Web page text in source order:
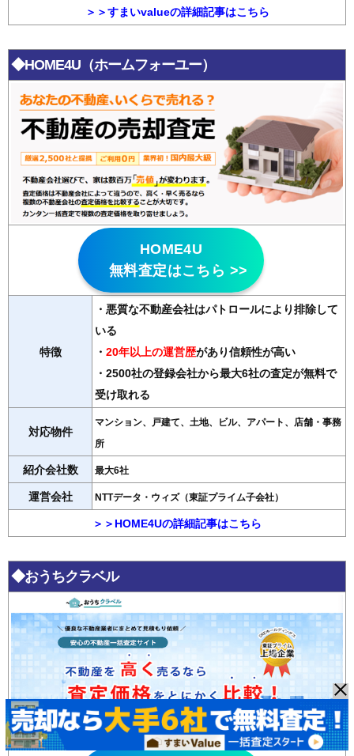
＞＞すまいvalueの詳細記事はこちら
◆HOME4U（ホームフォーユー）
HOME4U
無料査定はこちら >>
特徴
・悪質な不動産会社はパトロールにより排除して
いる
・ 20年以上の運営歴があり信頼性が高い
・2500社の登録会社から最大6社の査定が無料で
受け取れる
対応物件
マンション、戸建て、土地、ビル、アパート、店舗・事務
所
紹介会社数 最大6社
運営会社 NTTデータ・ウィズ（東証プライム子会社）
＞＞HOME4Uの詳細記事はこちら
◆おうちクラベル